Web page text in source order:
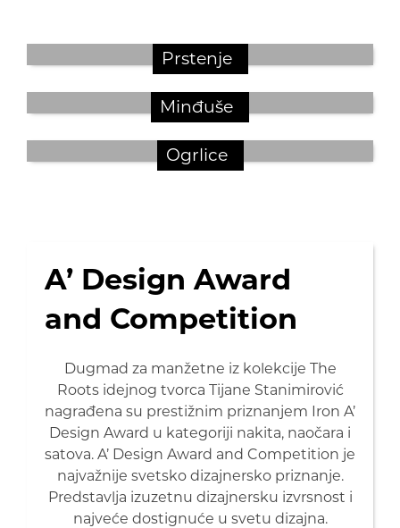
Prstenje
Minđuše
Ogrlice
A’ Design Award
and Competition
Dugmad za manžetne iz kolekcije The
Roots idejnog tvorca Tijane Stanimirović
nagrađena su prestižnim priznanjem Iron A’
Design Award u kategoriji nakita, naočara i
satova. A’ Design Award and Competition je
najvažnije svetsko dizajnersko priznanje.
Predstavlja izuzetnu dizajnersku izvrsnost i
najveće dostignuće u svetu dizajna.